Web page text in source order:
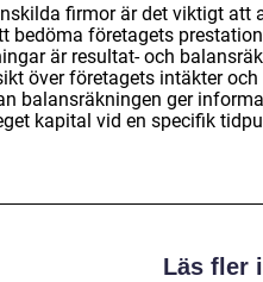
firmor är det viktigt
bedöma företagets
är resultat- och
över företagets intäkter
balansräkningen ger
kapital vid en specifik
Läs fler